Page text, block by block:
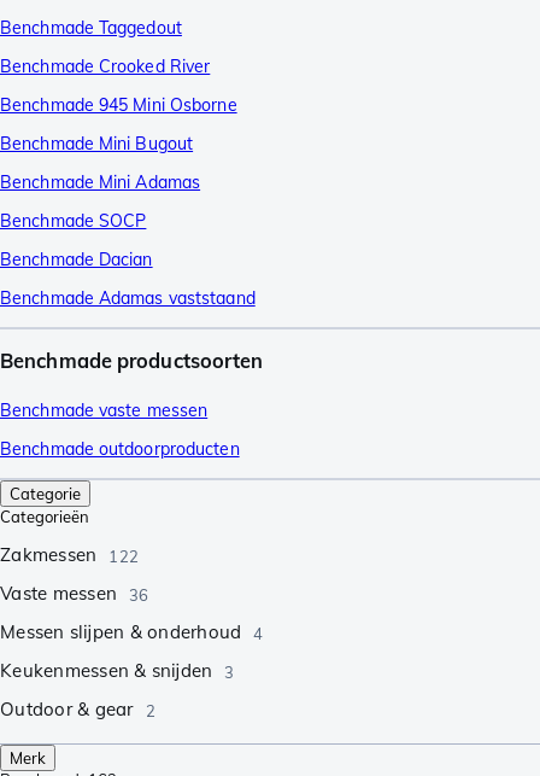
Benchmade Taggedout
Benchmade Crooked River
Benchmade 945 Mini Osborne
Benchmade Mini Bugout
Benchmade Mini Adamas
Benchmade SOCP
Benchmade Dacian
Benchmade Adamas vaststaand
Benchmade productsoorten
Benchmade vaste messen
Benchmade outdoorproducten
Categorie
Categorieën
Zakmessen 122
Vaste messen 36
Messen slijpen & onderhoud 4
Keukenmessen & snijden 3
Outdoor & gear 2
Merk